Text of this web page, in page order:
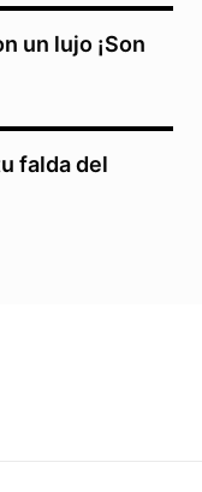
un lujo ¡Son
falda del